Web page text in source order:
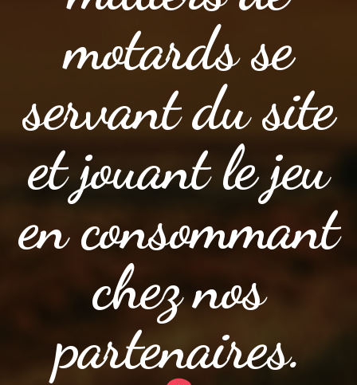
motards se
servant du site
et jouant le jeu
en consommant
chez nos
partenaires.